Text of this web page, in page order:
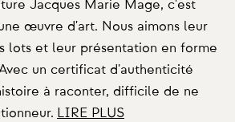
Jacques Marie Mage, c'est
œuvre d'art. Nous aimons leur
lots et leur présentation en forme
un certificat d'authenticité
à raconter, difficile de ne
LIRE PLUS